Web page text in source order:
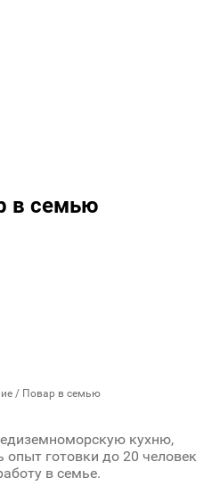
в семью
/ Повар в семью
кухню,
опыт готовки до 20 человек
в семье.